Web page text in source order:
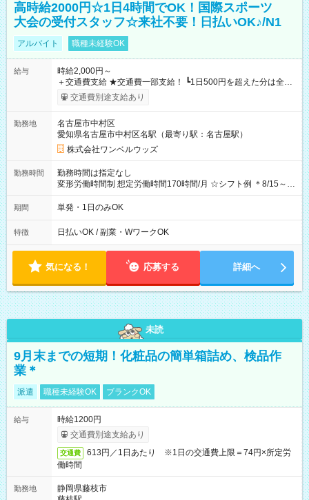
高時給2000円☆1日4時間でOK！国際スポーツ
大会の受付スタッフ☆来社不要！日払いOK♪/N1
アルバイト 職種未経験OK
給与
時給2,000円～
＋交通費支給 ★交通費一部支給！ ┗1日500円を超えた分は全額
支給！ ※往復500円以内の方は自己負担となります ★日払い
OK！（規定あり） ┗働いたその日に現金GET♪ お仕事後はコン
期間なし
交通費別途支給あり
勤務地
名古屋市中村区
愛知県名古屋市中村区名駅（最寄り駅：名古屋駅）
株式会社ワンベルウッズ
勤務時間
勤務時間は指定なし
変形労働時間制 想定労働時間170時間/月 ☆シフト例 ＊8/15～
10/26 全日共通 08：00～12：00 17：00～21：00 ＊8/31
～9/19のみ下記シフトもあります！ 12：00～16：00 ＊9/6～
00
期間 単発・1日のみOK
特徴 日払いOK / 副業・WワークOK
気になる！ 応募する 詳細へ
未読
9月末までの短期！化粧品の簡単箱詰め、検品作
業＊
派遣 職種未経験OK ブランクOK
給与
時給1200円
交通費別途支給あり
交通費
613円／1日あたり ※1日の交通費上限＝74円×所定労
働時間
勤務地
静岡県藤枝市